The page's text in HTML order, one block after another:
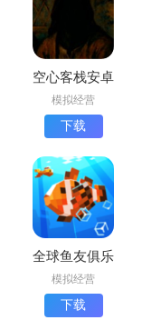
空心客栈安卓
版下载
模拟经营
下载
全球鱼友俱乐
部最新版下载
(Tiny
Aquarium)
模拟经营
下载